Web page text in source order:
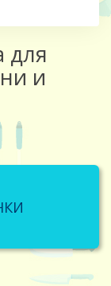
для
и